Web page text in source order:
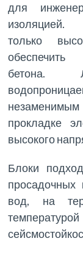
для
изоляцией.
только
обеспечить
бетона.
прокладке
высокого
Блоки
просадочных
вод, на